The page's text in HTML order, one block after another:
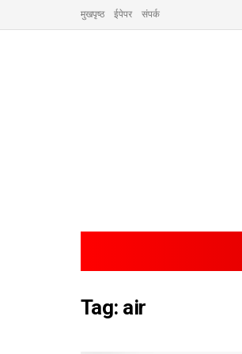
मुखपृष्ठ ईपेपर संपर्क
Tag: air